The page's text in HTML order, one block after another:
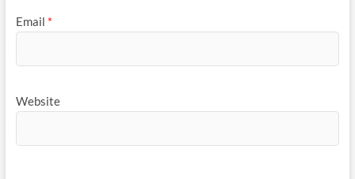
Email *
Website